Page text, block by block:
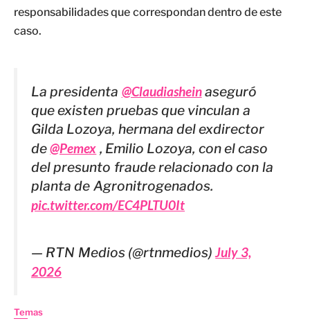
responsabilidades que correspondan dentro de este
caso.
La presidenta @Claudiasheinaseguró
que existen pruebas que vinculan a
Gilda Lozoya, hermana del exdirector
de@Pemex , Emilio Lozoya, con el caso
del presunto fraude relacionado con la
planta de Agronitrogenados.
pic.twitter.com/EC4PLTU0It
— RTN Medios (@rtnmedios)July 3,
2026
Temas